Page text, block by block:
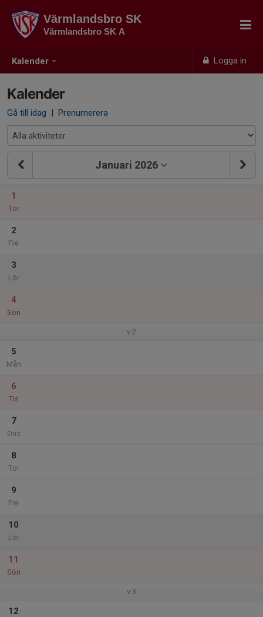
Kalender Logga in
Värmlandsbro SK
Värmlandsbro SK A
Kalender
Gå till idag | Prenumerera
Januari 2026
1
Tor
2
Fre
3
Lör
4
Sön
v.2
5
Mån
6
Tis
7
Ons
8
Tor
9
Fre
10
Lör
11
Sön
v.3
12